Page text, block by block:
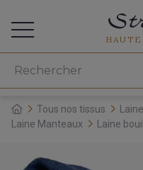
Tous nos tissus
Laine Manteaux
Laine